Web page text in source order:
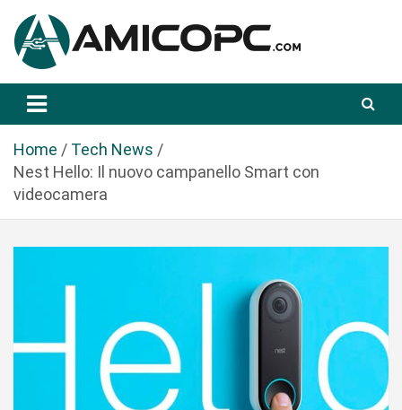
a
Amicopc.com
Home
Tech News
Nest Hello: Il nuovo campanello Smart con
videocamera